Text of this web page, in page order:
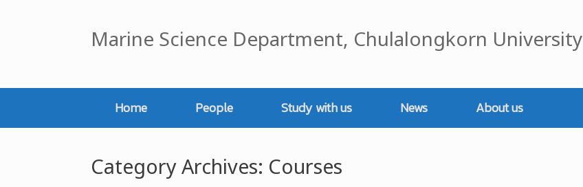
Marine Science Department, Chulalongkorn University
Home People Study with us News About us
Category Archives: Courses